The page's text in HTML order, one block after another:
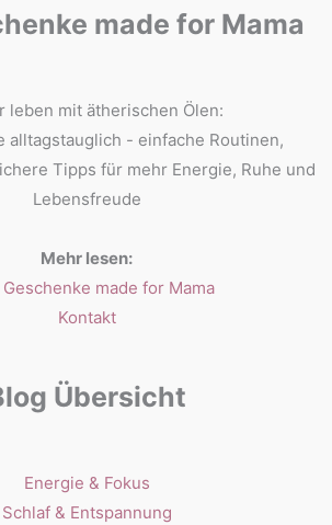
made for Mama
leben mit ätherischen Ölen:
alltagstauglich - einfache Routinen,
Tipps für mehr Energie, Ruhe und
Lebensfreude
Mehr lesen:
made for Mama
Kontakt
Übersicht
Energie & Fokus
Schlaf & Entspannung